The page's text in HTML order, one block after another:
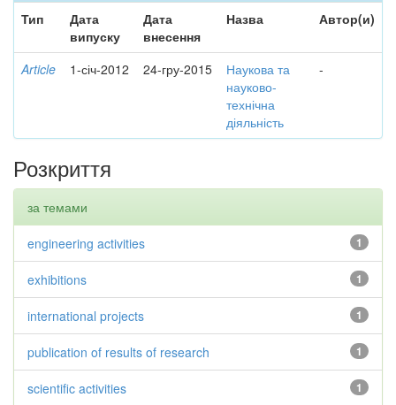
Тип
Дата
випуску
Дата
внесення
Назва Автор(и)
Article 1-січ-2012 24-гру-2015
Наукова та
науково-
технічна
діяльність
-
Розкриття
за темами
1
engineering activities
1
exhibitions
1
international projects
1
publication of results of research
1
scientific activities